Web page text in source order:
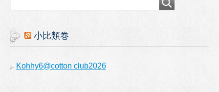
小比類巻
Kohhy6@cotton club2026